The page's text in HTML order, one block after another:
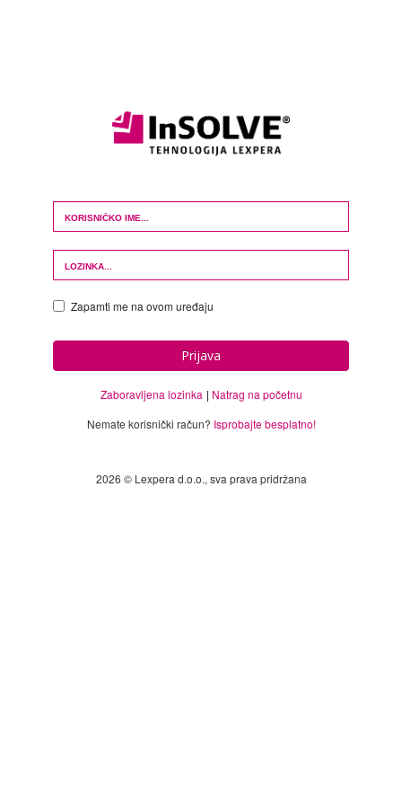
Login Form
Zapamti me na ovom uređaju
Prijava
Zaboravljena lozinka
Natrag na početnu
Nemate korisnički račun? Isprobajte besplatno!
2026 © Lexpera d.o.o., sva prava pridržana